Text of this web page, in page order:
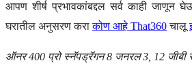
आपण शीर्ष प्रभावकांबद्दल सर्व काही जाणून
घरातील अनुसरण कराकोण आहे That360चालू
ऑनर 400 प्रो स्नॅपड्रॅगन 8 जनरल 3, 12 जीबी